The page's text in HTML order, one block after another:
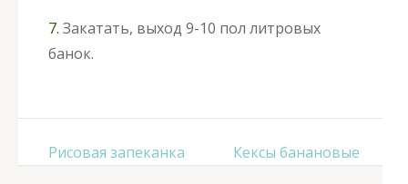
7. Закатать, выход 9-10 пол литровых
банок.
Навигация
Рисовая запеканка Кексы банановые